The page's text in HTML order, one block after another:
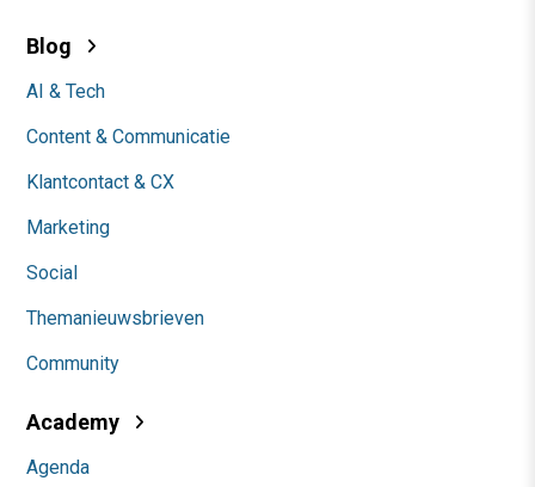
Blog
AI & Tech
Content & Communicatie
Klantcontact & CX
Marketing
Social
Themanieuwsbrieven
Community
Academy
Agenda